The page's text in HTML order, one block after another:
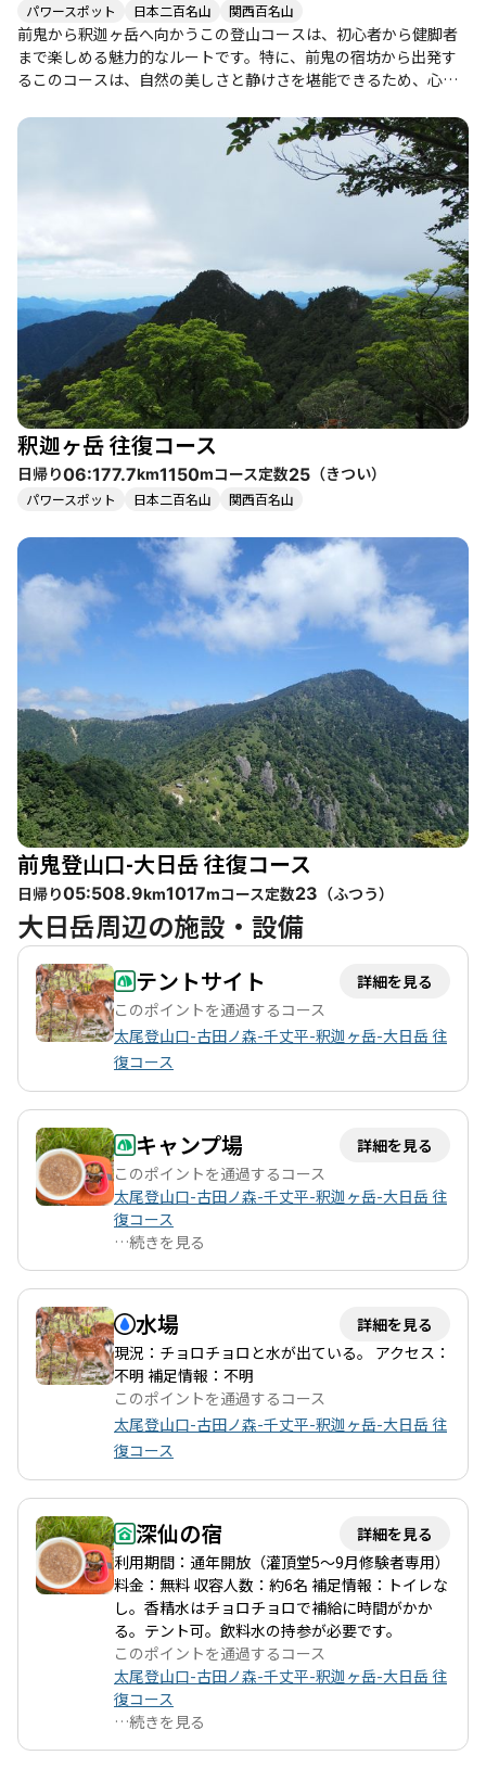
パワースポット 日本二百名山 関西百名山
前鬼から釈迦ヶ岳へ向かうこの登山コースは、初心者から健脚者
まで楽しめる魅力的なルートです。特に、前鬼の宿坊から出発す
るこのコースは、自然の美しさと静けさを堪能できるため、心身
からは、稜線に出るまでの道のりが雪に覆われていることや、膝
上までのラッセルが必要な厳しさが伝わってきます。特に冬季は
雪山装備が必須で、アイゼンやスノーシューを使う場面も多く、
雪の美しさとともにその厳しさを味わうことができます。晴れた
日には、稜線からの眺望が素晴らしく、遠くの山々が美しいグラ
中には「二つ岩」と呼ばれる名所があり、ここでは不動明王の眷
属が祀られているとされ、神聖な雰囲気が漂います。登山者たち
はこの場所で願いをかけることができ、特別な体験をすることが
できます。 コースは整備されており、ロープや階段も設置されて
いますが、特に木段の数が多く、体力を試される場面もありま
す。途中の難所では、滑落の危険があるため、慎重な行動が求め
られます。特に、雨や雪の影響を受けやすいので、天候には十分
注意が必要です。 周辺には温泉や地元のグルメも楽しめるスポッ
トがあり、登山後の疲れを癒すために立ち寄るのもおすすめで
す。特に、下北山温泉のダムカレーは、登山の疲れを吹き飛ばす
美味しさです。 このコースは、自然の中での冒険感や達成感を味
わえるだけでなく、仲間との絆を深める絶好の機会でもありま
す。次回の挑戦を楽しみにしている登山者の声も多く、何度でも
訪れたくなる魅力が詰まっています。
釈迦ヶ岳 往復コース
日帰り06:177.7km1150mコース定数25 （きつい）
パワースポット 日本二百名山 関西百名山
前鬼登山口-大日岳 往復コース
日帰り05:508.9km1017mコース定数23 （ふつう）
大日岳周辺の施設・設備
テントサイト
詳細を見る
このポイントを通過するコース
太尾登山口-古田ノ森-千丈平-釈迦ヶ岳-大日岳 往
復コース
キャンプ場
詳細を見る
このポイントを通過するコース
太尾登山口-古田ノ森-千丈平-釈迦ヶ岳-大日岳 往
復コース
…続きを見る
水場
詳細を見る
現況：チョロチョロと水が出ている。 アクセス：
不明 補足情報：不明
このポイントを通過するコース
太尾登山口-古田ノ森-千丈平-釈迦ヶ岳-大日岳 往
復コース
深仙の宿
詳細を見る
利用期間：通年開放（灌頂堂5〜9月修験者専用）
料金：無料 収容人数：約6名 補足情報：トイレな
し。香精水はチョロチョロで補給に時間がかか
る。テント可。飲料水の持参が必要です。
このポイントを通過するコース
太尾登山口-古田ノ森-千丈平-釈迦ヶ岳-大日岳 往
復コース
…続きを見る